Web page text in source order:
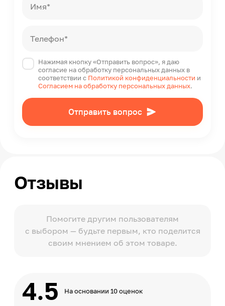
Россия
Имя*
Телефон*
Нажимая кнопку «Отправить вопрос», я даю
согласие на обработку персональных данных в
соответствии с Политикой конфиденциальности и
Согласием на обработку персональных данных.
Отправить вопрос
Отзывы
Помогите другим пользователям
с выбором — будьте первым, кто поделится
своим мнением об этом товаре.
4.5 На основании 10 оценок